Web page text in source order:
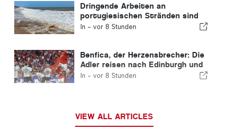
Dringende Arbeiten an
portugiesischen Stränden sind
abgeschlossen
In - vor 8 Stunden
Benfica, der Herzensbrecher: Die
Adler reisen nach Edinburgh und
haben bereits einen Fuß in der
In - vor 8 Stunden
VIEW ALL ARTICLES